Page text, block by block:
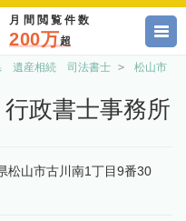
月間閲覧件数
200万超
遺産相続 司法書士 松山市
政書士事務所
松山市古川南1丁目9番30